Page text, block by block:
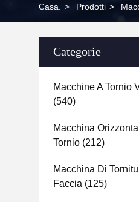
Casa. > Prodotti >
Categorie
Macchine A Tornio
(540)
Macchina
Tornio (212)
Macchina Di
Faccia (125)